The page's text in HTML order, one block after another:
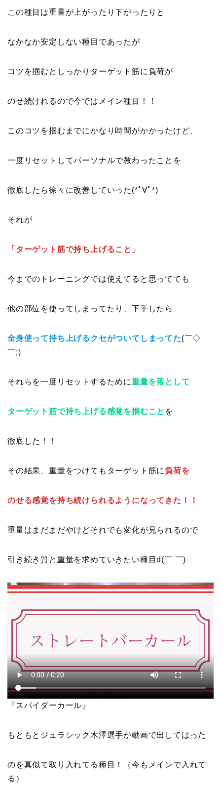
この種目は重量が上がったり下がったりと
なかなか安定しない種目であったが
コツを掴むとしっかりターゲット筋に負荷が
のせ続けれるので今ではメイン種目！！
このコツを掴むまでにかなり時間がかかったけど、
一度リセットしてパーソナルで教わったことを
徹底したら徐々に改善していった(*ﾟ∀ﾟ*)
それが
「ターゲット筋で持ち上げること」
今までのトレーニングでは使えてると思ってても
他の部位を使ってしまってたり、下手したら
全身使って持ち上げるクセがついてしまってた(￣◇
￣;)
それらを一度リセットするために重量を落として
ターゲット筋で持ち上げる感覚を掴むこと を
徹底した！！
その結果、重量をつけてもターゲット筋に負荷を
のせる感覚を持ち続けられるようになってきた！！
重量はまだまだやけどそれでも変化が見られるので
引き続き質と重量を求めていきたい種目d(￣ ￣)
『スパイダーカール』
もともとジュラシック木澤選手が動画で出してはった
のを真似て取り入れてる種目！（今もメインで入れて
る）